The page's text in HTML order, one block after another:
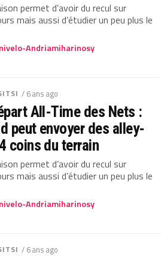
permet d’avoir du recul sur
mais aussi d’étudier un peu plus le
Andriamiharinosy
/ 6 ans ago
All-Time des Nets :
peut envoyer des alley-
coins du terrain
permet d’avoir du recul sur
mais aussi d’étudier un peu plus le
Andriamiharinosy
/ 6 ans ago